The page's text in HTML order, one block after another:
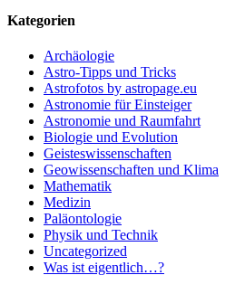
Kategorien
Archäologie
Astro-Tipps und Tricks
Astrofotos by astropage.eu
Astronomie für Einsteiger
Astronomie und Raumfahrt
Biologie und Evolution
Geisteswissenschaften
Geowissenschaften und Klima
Mathematik
Medizin
Paläontologie
Physik und Technik
Uncategorized
Was ist eigentlich…?